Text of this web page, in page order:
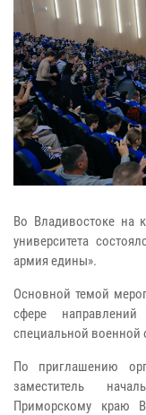
Во Владивостоке на
университета
армия едины».
Основной темой
сфере
специальной военной
По приглашению
заместитель
Приморскому краю